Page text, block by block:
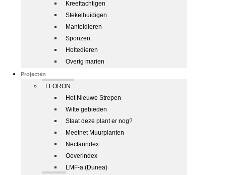
Kreeftachtigen
Stekelhuidigen
Manteldieren
Sponzen
Holtedieren
Overig marien
Projecten
FLORON
Het Nieuwe Strepen
Witte gebieden
Staat deze plant er nog?
Meetnet Muurplanten
Nectarindex
Oeverindex
LMF-a (Dunea)